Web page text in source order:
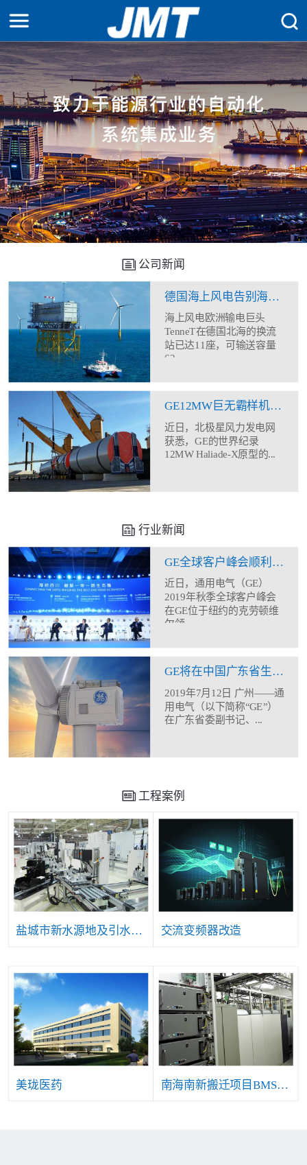
公司新闻
德国海上风电告别海上升压站？换流站“一石二鸟”看来不是痴人说梦
海上风电欧洲输电巨头
TenneT在德国北海的换流
站已达11座，可输送容量
62...
GE12MW巨无霸样机塔筒现身
近日，北极星风力发电网
获悉，GE的世界纪录
12MW Haliade-X原型的...
行业新闻
GE全球客户峰会顺利闭幕 助力合作伙伴全方位能力建设
近日，通用电气（GE）
2019年秋季全球客户峰会
在GE位于纽约的克劳顿维
尔领...
GE将在中国广东省生产制造12MW海上风机
2019年7月12日 广州——通
用电气（以下简称“GE”）
在广东省委副书记、...
工程案例
盐城市新水源地及引水工程自控仪表及安防等系统项目 交流变频器改造
美珑医药 南海南新搬迁项目BMS系统工程